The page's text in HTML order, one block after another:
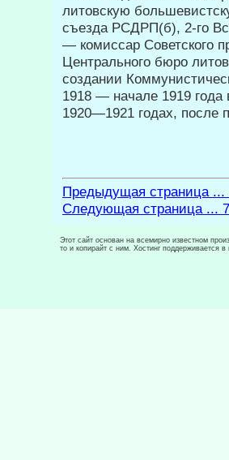
литовскую
съезда РСДРП(б), 2-го
— комиссар Советского
Центрального бюро
создании
1918 — начале 1919 года
1920—1921 годах, после
Предыдущая страница ...
Следующая страница ...
Этот сайт основан на всемирно известном
то и копирайт с ним. Хостинг поддерживается